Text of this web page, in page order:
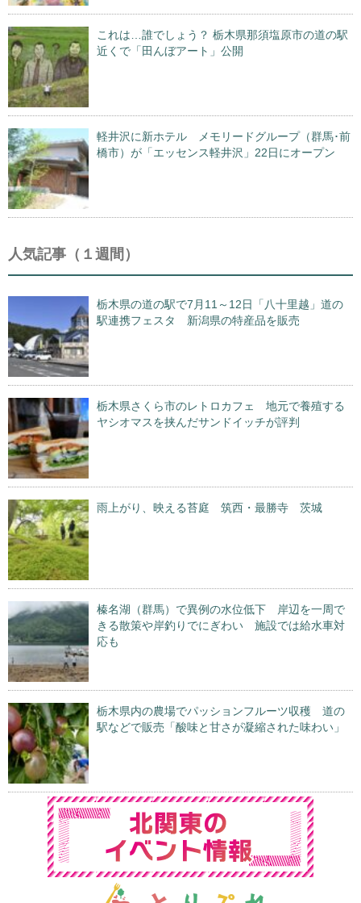
これは…誰でしょう？ 栃木県那須塩原市の道の駅
近くで「田んぼアート」公開
軽井沢に新ホテル メモリードグループ（群馬･前
橋市）が「エッセンス軽井沢」22日にオープン
人気記事（１週間）
栃木県の道の駅で7月11～12日「八十里越」道の
駅連携フェスタ 新潟県の特産品を販売
栃木県さくら市のレトロカフェ 地元で養殖する
ヤシオマスを挟んだサンドイッチが評判
雨上がり、映える苔庭 筑西・最勝寺 茨城
榛名湖（群馬）で異例の水位低下 岸辺を一周で
きる散策や岸釣りでにぎわい 施設では給水車対
応も
栃木県内の農場でパッションフルーツ収穫 道の
駅などで販売「酸味と甘さが凝縮された味わい」